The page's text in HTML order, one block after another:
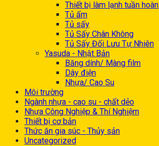
Thiết bị làm lạnh tuần hoàn
Tủ ấm
Tủ sấy
Tủ Sấy Chân Không
Tủ Sấy Đối Lưu Tự Nhiên
Yasuda - Nhật Bản
Băng dính/ Màng film
Dây điện
Nhựa/ Cao Su
Môi trường
Ngành nhựa - cao su - chất dẻo
Nhựa Công Nghiệp & Thí Nghiệm
Thiết bị cơ bản
Thức ăn gia súc - Thủy sản
Uncategorized